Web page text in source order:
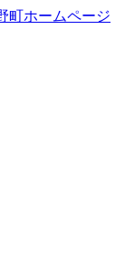
町ホームページ